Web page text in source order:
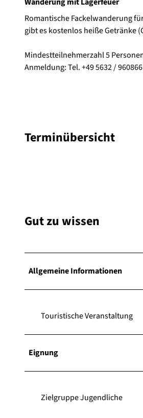
3
6
0
_
1
p
Romantische Fackelwanderung
gibt es kostenlos heiße Getränke
Mindestteilnehmerzahl 5
Anmeldung: Tel. +49 5632 /
Terminübersicht
Gut zu wissen
Allgemeine Informationen
Touristische Veranstaltung
Eignung
Zielgruppe Jugendliche